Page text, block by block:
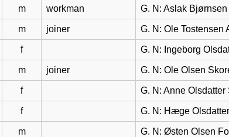
m workman G. N: Aslak
m joiner G. N: Ole Tostensen
f G. N: Ingeborg
m joiner G. N: Ole Olsen
f G. N: Anne Olsdatter
f G. N: Hæge
m G. N: Østen Olsen